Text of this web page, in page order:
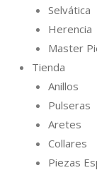
Selvática
Herencia
Master
Tienda
Anillos
Pulseras
Aretes
Collares
Piezas